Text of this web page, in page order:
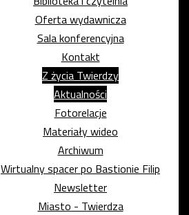
Oferta wydawnicza
Sala konferencyjna
Kontakt
Z życia Twierdzy
Aktualności
Fotorelacje
Materiały wideo
Archiwum
Wirtualny spacer po Bastionie Filip
Newsletter
Miasto - Twierdza